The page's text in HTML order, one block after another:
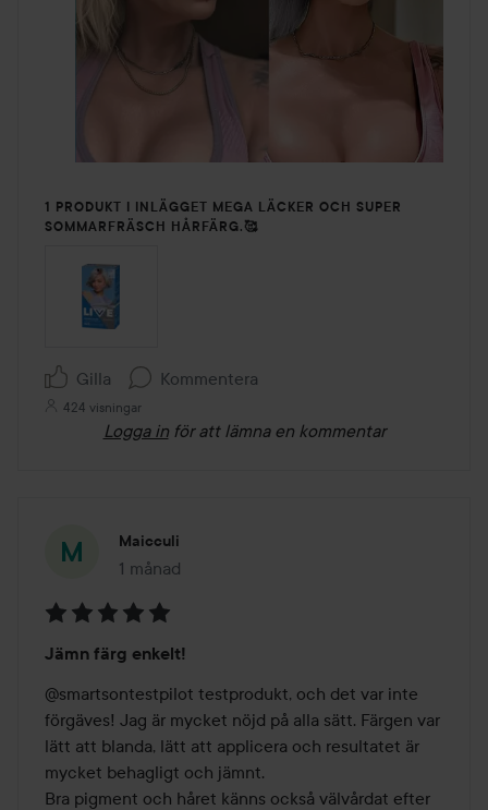
1 PRODUKT I INLÄGGET MEGA LÄCKER OCH SUPER
SOMMARFRÄSCH HÅRFÄRG.🥰
Gilla Kommentera
424 visningar
Logga in för att lämna en kommentar
Maicculi
1 månad
Inlägget skapades 1 månad
5
av
5
Jämn färg enkelt!
@smartsontestpilot testprodukt, och det var inte
förgäves! Jag är mycket nöjd på alla sätt. Färgen var
lätt att blanda, lätt att applicera och resultatet är
mycket behagligt och jämnt.
Bra pigment och håret känns också välvårdat efter